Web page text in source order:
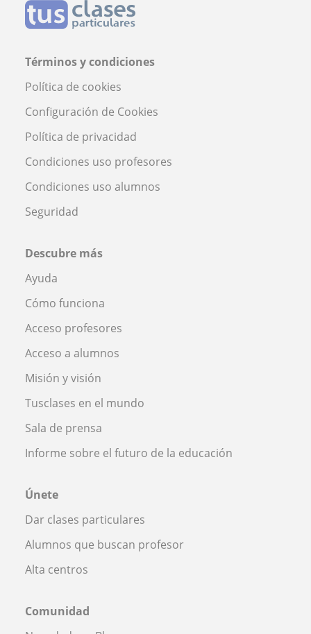
Términos y condiciones
Política de cookies
Configuración de Cookies
Política de privacidad
Condiciones uso profesores
Condiciones uso alumnos
Seguridad
Descubre más
Ayuda
Cómo funciona
Acceso profesores
Acceso a alumnos
Misión y visión
Tusclases en el mundo
Sala de prensa
Informe sobre el futuro de la educación
Únete
Dar clases particulares
Alumnos que buscan profesor
Alta centros
Comunidad